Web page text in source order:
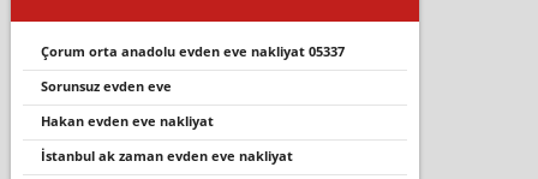
çorum orta anadolu evden eve nakli̇yat 05337
sorunsuz evden eve
hakan evden eve nakliyat
istanbul ak zaman evden eve nakliyat